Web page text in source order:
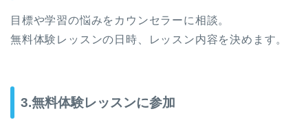
目標や学習の悩みをカウンセラーに相談。
無料体験レッスンの日時、レッスン内容を決めます。
3.無料体験レッスンに参加